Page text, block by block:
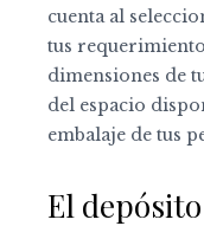
cuenta al
tus
dimensiones de
del espacio
embalaje de tus
El